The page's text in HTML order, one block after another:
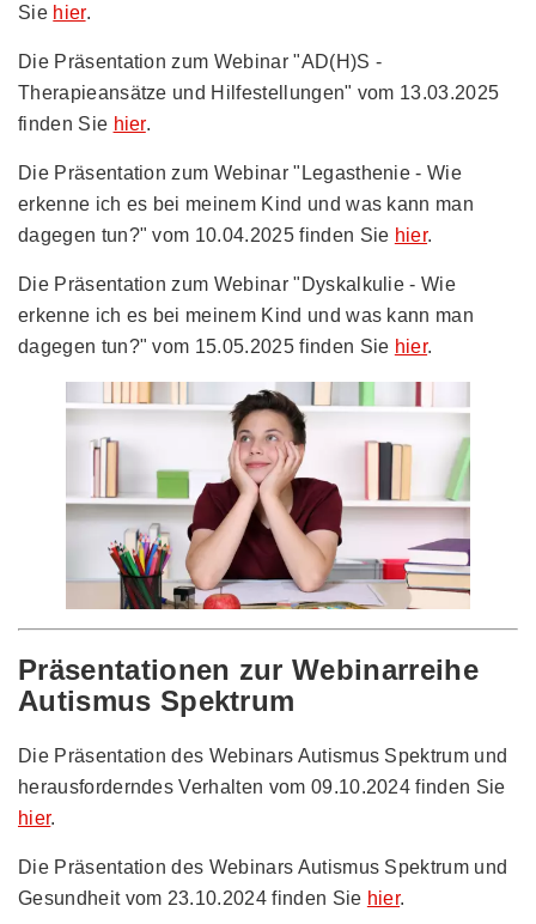
Sie hier.
Die Präsentation zum Webinar "AD(H)S -
Therapieansätze und Hilfestellungen" vom 13.03.2025
finden Sie hier.
Die Präsentation zum Webinar "Legasthenie - Wie
erkenne ich es bei meinem Kind und was kann man
dagegen tun?" vom 10.04.2025 finden Sie hier.
Die Präsentation zum Webinar "Dyskalkulie - Wie
erkenne ich es bei meinem Kind und was kann man
dagegen tun?" vom 15.05.2025 finden Sie hier.
Präsentationen zur Webinarreihe
Autismus Spektrum
Die Präsentation des Webinars Autismus Spektrum und
herausforderndes Verhalten vom 09.10.2024 finden Sie
hier.
Die Präsentation des Webinars Autismus Spektrum und
Gesundheit vom 23.10.2024 finden Sie hier.